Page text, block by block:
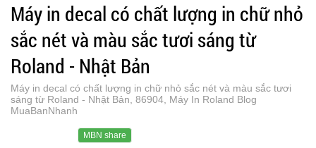
Máy in decal có chất lượng in chữ nhỏ
sắc nét và màu sắc tươi sáng từ
Roland - Nhật Bản
Máy in decal có chất lượng in chữ nhỏ sắc nét và màu sắc tươi
sáng từ Roland - Nhật Bản, 86904, Máy In Roland Blog
MuaBanNhanh
MBN share